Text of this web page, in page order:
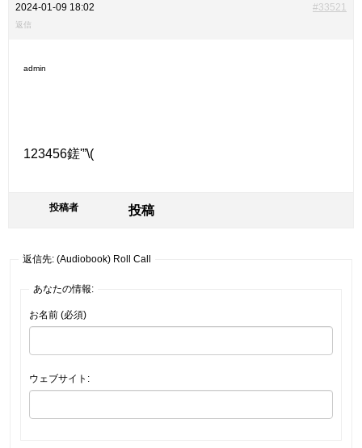
2024-01-09 18:02 #33521
返信
admin
123456鎈'”\(
投稿者 投稿
返信先: (Audiobook) Roll Call
あなたの情報:
お名前 (必須)
ウェブサイト: